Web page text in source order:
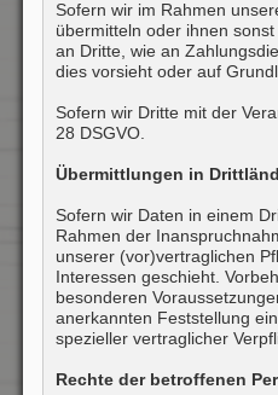
Sofern wir im Rahmen
übermitteln oder ihnen
an Dritte, wie an
dies vorsieht oder auf
Sofern wir Dritte mit der
28 DSGVO.
Übermittlungen in
Sofern wir Daten in einem
Rahmen der
unserer (vor)vertraglichen
Interessen geschieht.
besonderen
anerkannten Feststellung
spezieller vertraglicher
Rechte der betroffenen